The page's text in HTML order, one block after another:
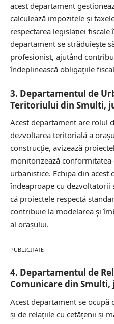
acest departament
calculează impozitele și
respectarea legislației fiscale
departament se străduiește
profesionist, ajutând
îndeplinească obligațiile
3. Departamentul de
Teritoriului din Smulti,
Acest departament are rolul
dezvoltarea teritorială a
construcție, avizează
monitorizează
urbanistice. Echipa din acest
îndeaproape cu
că proiectele respectă
contribuie la modelarea și
al orașului.
PUBLICITATE
4. Departamentul de
Comunicare din Smulti,
Acest departament se
și de relațiile cu cetățenii și